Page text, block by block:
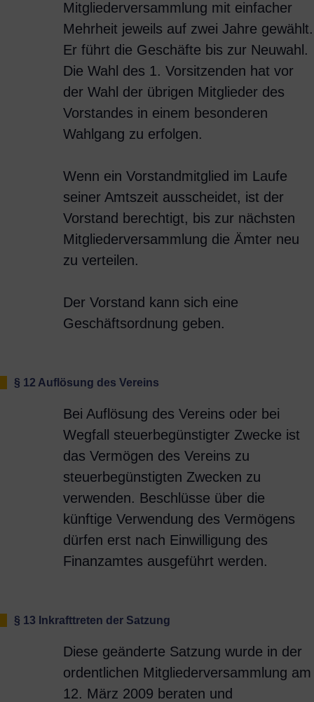
Mitgliederversammlung mit einfacher
Mehrheit jeweils auf zwei Jahre gewählt.
Er führt die Geschäfte bis zur Neuwahl.
Die Wahl des 1. Vorsitzenden hat vor
der Wahl der übrigen Mitglieder des
Vorstandes in einem besonderen
Wahlgang zu erfolgen.
Wenn ein Vorstandmitglied im Laufe
seiner Amtszeit ausscheidet, ist der
Vorstand berechtigt, bis zur nächsten
Mitgliederversammlung die Ämter neu
zu verteilen.
Der Vorstand kann sich eine
Geschäftsordnung geben.
§ 12 Auflösung des Vereins
Bei Auflösung des Vereins oder bei
Wegfall steuerbegünstigter Zwecke ist
das Vermögen des Vereins zu
steuerbegünstigten Zwecken zu
verwenden. Beschlüsse über die
künftige Verwendung des Vermögens
dürfen erst nach Einwilligung des
Finanzamtes ausgeführt werden.
§ 13 Inkrafttreten der Satzung
Diese geänderte Satzung wurde in der
ordentlichen Mitgliederversammlung am
12. März 2009 beraten und